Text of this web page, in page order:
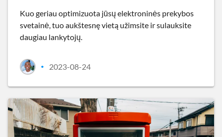
Kuo geriau optimizuota jūsų elektroninės prekybos
svetainė, tuo aukštesnę vietą užimsite ir sulauksite
daugiau lankytojų.
• 2023-08-24